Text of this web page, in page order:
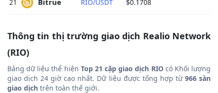
21 Bitrue RIO/USDT $0.1708
Thông tin thị trường giao dịch Realio Network
(RIO)
Bảng dữ liệu thể hiện Top 21 cặp giao dịch RIOcó Khối lượng
giao dịch 24 giờ cao nhất. Dữ liệu được tổng hợp từ 966 sàn
giao dịch trên toàn thế giới.